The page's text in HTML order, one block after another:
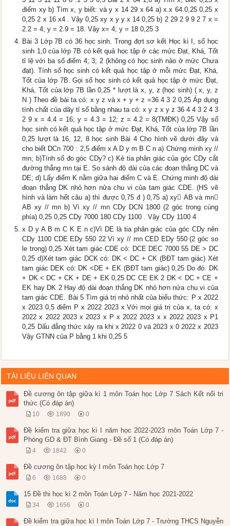
điểm xy b) Tìm x, y biết: và y x 14 29 x 64 a) x.x 64.0,25 0,25 x
0,25 2 x 16 x4 . Vậy 0,25 xy x y y x 14 0,25 b) 2 29 2 9 9 2 7 x =
2.2 = 4; y = 2.9 = 18. Vậy x= 4; y = 18 0,25 3
Bài 3 Lớp 7B có 36 học sinh. Trong đợt sơ kết Học kì I, số học
sinh 1,0 của lớp 7B có kết quả học tập ở các mức Đạt, Khá, Tốt
tỉ lệ với ba số điểm 4; 3; 2 (không có học sinh nào ở mức Chưa
đạt). Tính số học sinh có kết quả học tập ở mỗi mức Đạt, Khá,
Tốt của lớp 7B. Gọi số học sinh có kết quả học tập ở mức Đạt,
Khá, Tốt của lớp 7B lần 0,25 * lượt là x, y, z (học sinh) ( x, y, z
N ) Theo đề bài ta có: x y z và x + y + z =36 4 3 2 0,25 Áp dụng
tính chất của dãy tỉ số bằng nhau ta có: x y z x y z 36 4 4 3 2 4 3
2 9 x = 4.4 = 16; y = 4.3 = 12; z = 4.2 = 8(TMĐK) 0,25 Vậy số
học sinh có kết quả học tập ở mức Đạt, Khá, Tốt của lớp 7B lần
0,25 lượt là 16, 12, 8 học sinh Bài 4 Cho hình vẽ dưới đây và
cho biết DCn 700 : 2,5 điểm x A D y m B C n a) Chứng minh xy //
mn; b)Tính số đo góc CDy? c) Kẻ tia phân giác của góc CDy cắt
đường thẳng mn tại E. So sánh độ dài của các đoạn thẳng DC và
DE; d) Lấy điểm K nằm giữa hai điểm C và E. Chứng minh độ dài
đoạn thẳng DK nhỏ hơn nửa chu vi của tam giác CDE. (HS vẽ
hình và làm hết câu a) thì được 0,75 đ ) 0,75 a) xy AB và mn
AB xy // mn b) Vì xy // mn CDy DCN 1800 (2 góc trong cùng
phía) 0,25 0,25 CDy 7000 180 CDy 1100 . Vậy CDy 1100 4
x D y A B m C K E n c)Vì DE là tia phân giác của góc CDy nên
CDy 1100 CDE EDy 550 22 Vì xy // mn CED EDy 550 (2 góc so
le trong) 0,25 Xét tam giác CDE có: DCE DEC 7000 55 DE > DC
0,25 d)Xét tam giác DCK có: DK < DC + CK (BĐT tam giác) Xét
tam giác DEK có: DK <DE + EK (BĐT tam giác) 0,25 Do đó: DK
+ DK < DC + CK + DE + EK 0,25 DC CE EK 2 DK < DC + CE +
EK hay DK 2 Hay độ dài đoạn thẳng DK nhỏ hơn nửa chu vi của
tam giác CDE. Bài 5 Tìm giá trị nhỏ nhất của biểu thức: P x 2022
x 2023 0,5 điểm P x 2022 2023 x Với mọi giá trị của x, ta có: x
2022 x 2022 2023 x 2023 x P x 2022 2023 x x 2022 2023 x P1
0,25 Dấu đẳng thức xảy ra khi x 2022 0 và 2023 x 0 2022 x 2023
Vậy GTNN của P bằng 1 khi 0,25 5
TÀI LIỆU LIÊN QUAN
Đề cương ôn tập giữa kì 1 môn Toán học Lớp 7 Sách Kết nối tri
thức (Có đáp án)
10 1890 0
Đề kiểm tra giữa học kì I năm học 2022-2023 môn Toán Lớp 7 -
Phòng GD & ĐT Bình Giang - Đề số 1 (Có đáp án)
4 1842 0
Đề cương ôn tập học kỳ I môn Toán học Lớp 7
6 1688 0
15 Đề thi học kì 2 môn Toán Lớp 7 - Năm học 2021-2022
34 1656 0
Đề kiểm tra giữa học kì I môn Toán Lớp 7 - Trường THCS Nguyễn